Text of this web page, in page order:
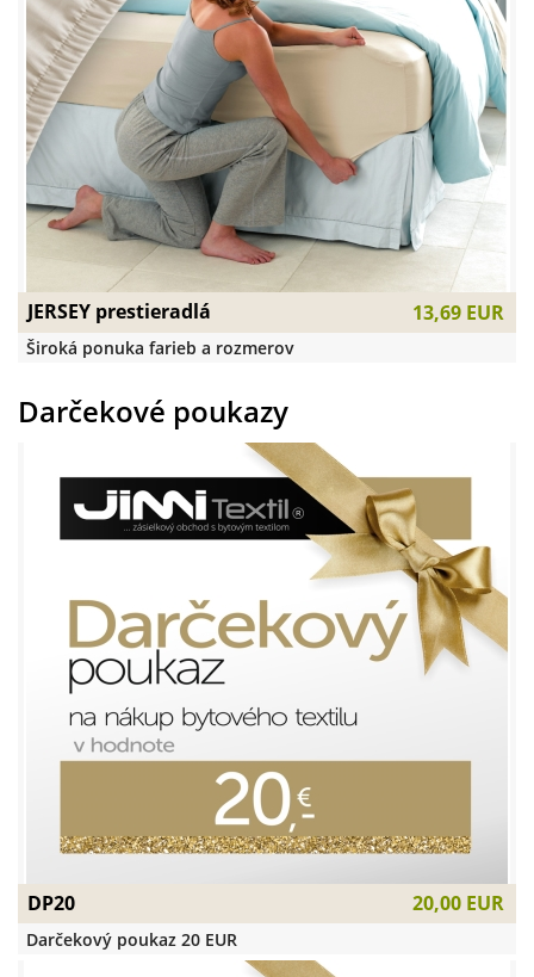
JERSEY prestieradlá 13,69 EUR
Široká ponuka farieb a rozmerov
DP20 20,00 EUR
Darčekový poukaz 20 EUR
Darčekové poukazy